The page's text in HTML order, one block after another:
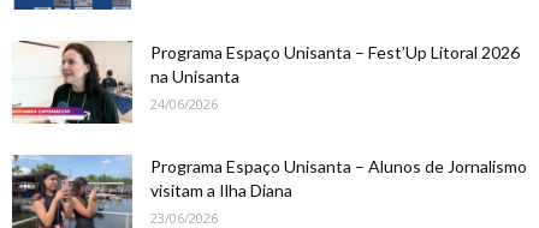
Programa Espaço Unisanta – Fest’Up Litoral 2026
na Unisanta
24/06/2026
Programa Espaço Unisanta – Alunos de Jornalismo
visitam a Ilha Diana
23/06/2026